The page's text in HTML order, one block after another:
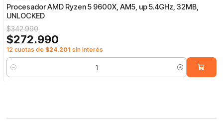
Procesador AMD Ryzen 5 9600X, AM5, up 5.4GHz, 32MB,
UNLOCKED
$342.990
$272.990
12 cuotas de $24.201 sin interés
Cantidad